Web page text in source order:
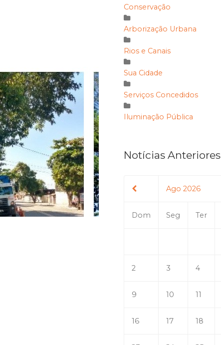
Conservação
Arborização Urbana
Rios e Canais
Sua Cidade
Serviços Concedidos
Iluminação Pública
Notícias Anteriores
Ago 2026
Dom Seg Ter
2 3 4
9 10 11
16 17 18